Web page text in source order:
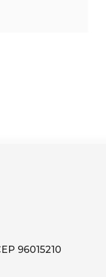
96015210